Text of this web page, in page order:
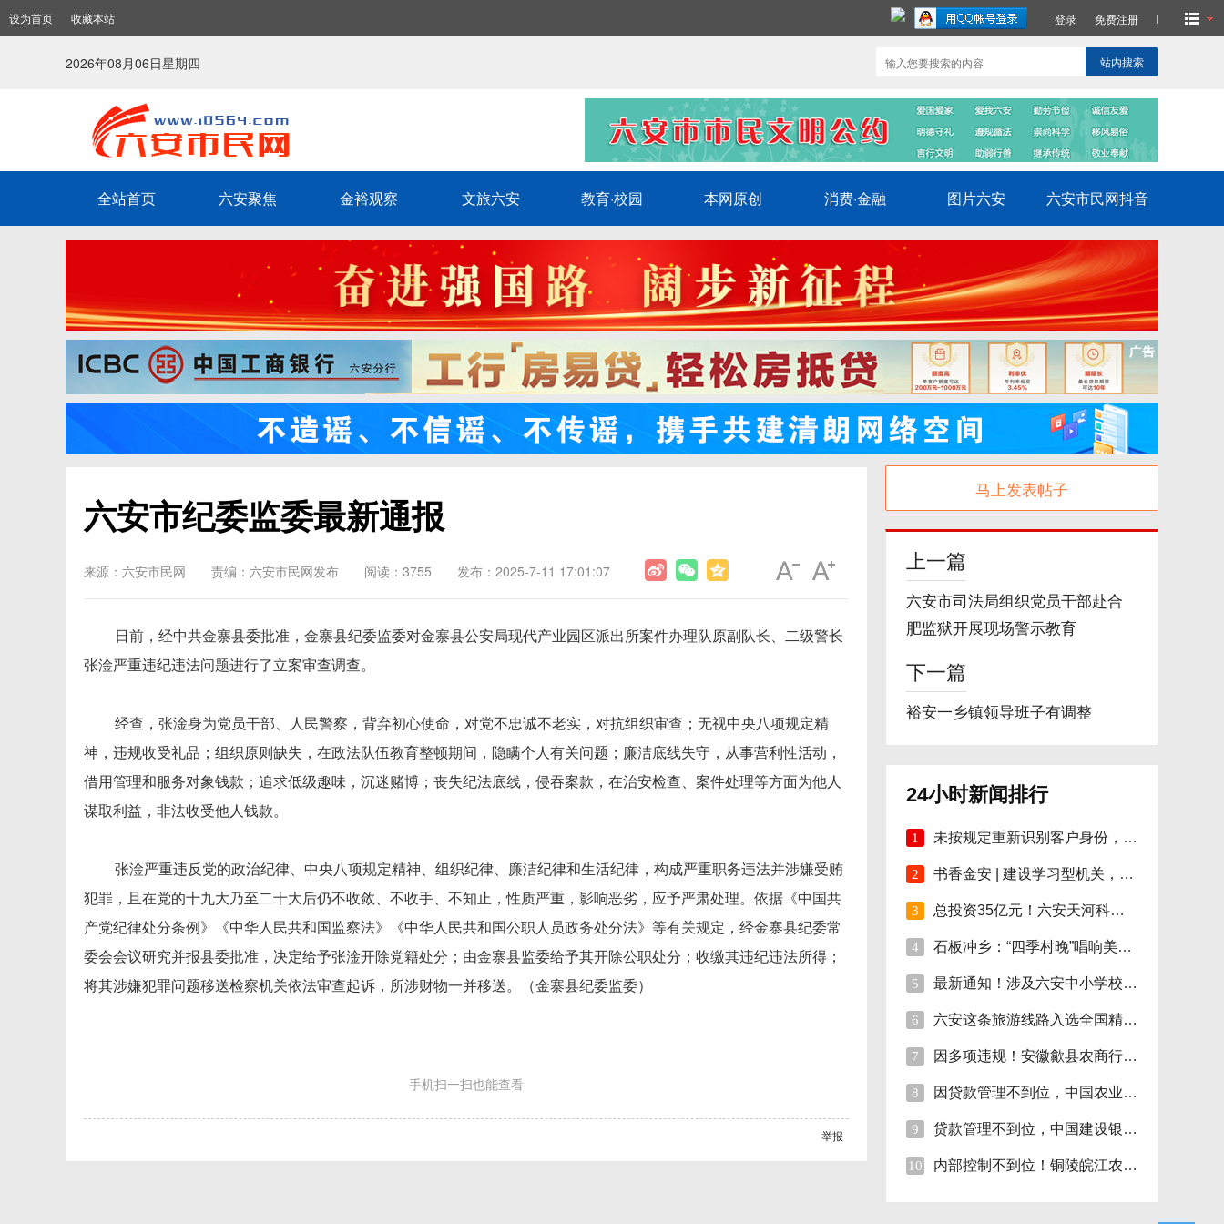
设为首页 收藏本站 登录 免费注册
2026年08月06日星期四 站内搜索
全站首页 六安聚焦 金裕观察 文旅六安 教育·校园 本网原创 消费·金融 图片六安 六安市民网抖音
六安市纪委监委最新通报
来源：六安市民网 责编：六安市民网发布 阅读：3755 发布：2025-7-11 17:01:07
日前，经中共金寨县委批准，金寨县纪委监委对金寨县公安局现代产业园区派出所案件办理队原副队长、二级警长
张淦严重违纪违法问题进行了立案审查调查。
经查，张淦身为党员干部、人民警察，背弃初心使命，对党不忠诚不老实，对抗组织审查；无视中央八项规定精
神，违规收受礼品；组织原则缺失，在政法队伍教育整顿期间，隐瞒个人有关问题；廉洁底线失守，从事营利性活动，
借用管理和服务对象钱款；追求低级趣味，沉迷赌博；丧失纪法底线，侵吞案款，在治安检查、案件处理等方面为他人
谋取利益，非法收受他人钱款。
张淦严重违反党的政治纪律、中央八项规定精神、组织纪律、廉洁纪律和生活纪律，构成严重职务违法并涉嫌受贿
犯罪，且在党的十九大乃至二十大后仍不收敛、不收手、不知止，性质严重，影响恶劣，应予严肃处理。依据《中国共
产党纪律处分条例》《中华人民共和国监察法》《中华人民共和国公职人员政务处分法》等有关规定，经金寨县纪委常
委会会议研究并报县委批准，决定给予张淦开除党籍处分；由金寨县监委给予其开除公职处分；收缴其违纪违法所得；
将其涉嫌犯罪问题移送检察机关依法审查起诉，所涉财物一并移送。（金寨县纪委监委）
手机扫一扫也能查看
举报
马上发表帖子
上一篇
六安市司法局组织党员干部赴合
肥监狱开展现场警示教育
下一篇
裕安一乡镇领导班子有调整
24小时新闻排行
1 未按规定重新识别客户身份，安徽明光农商行
2 书香金安 | 建设学习型机关，孙岗这样做！
3 总投资35亿元！六安天河科技学院项目开工！
4 石板冲乡：“四季村晚”唱响美好新生活
5 最新通知！涉及六安中小学校伙食费
6 六安这条旅游线路入选全国精品!
7 因多项违规！安徽歙县农商行合计被罚110万
8 因贷款管理不到位，中国农业银行砀山支行被
9 贷款管理不到位，中国建设银行股份砀山支行
10 内部控制不到位！铜陵皖江农村商行被罚35万